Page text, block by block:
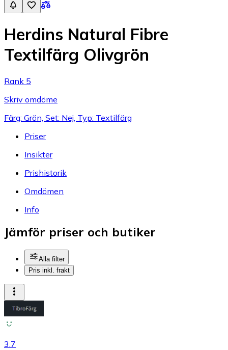
Herdins Natural Fibre
Textilfärg Olivgrön
Rank 5
Skriv omdöme
Färg: Grön, Set: Nej, Typ: Textilfärg
Priser
Insikter
Prishistorik
Omdömen
Info
Jämför priser och butiker
Alla filter
Pris inkl. frakt
3.7